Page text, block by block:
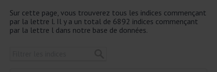
Sur cette page, vous trouverez tous les indices commençant
par la lettre l. Il y a un total de 6892 indices commençant
par la lettre l dans notre base de données.